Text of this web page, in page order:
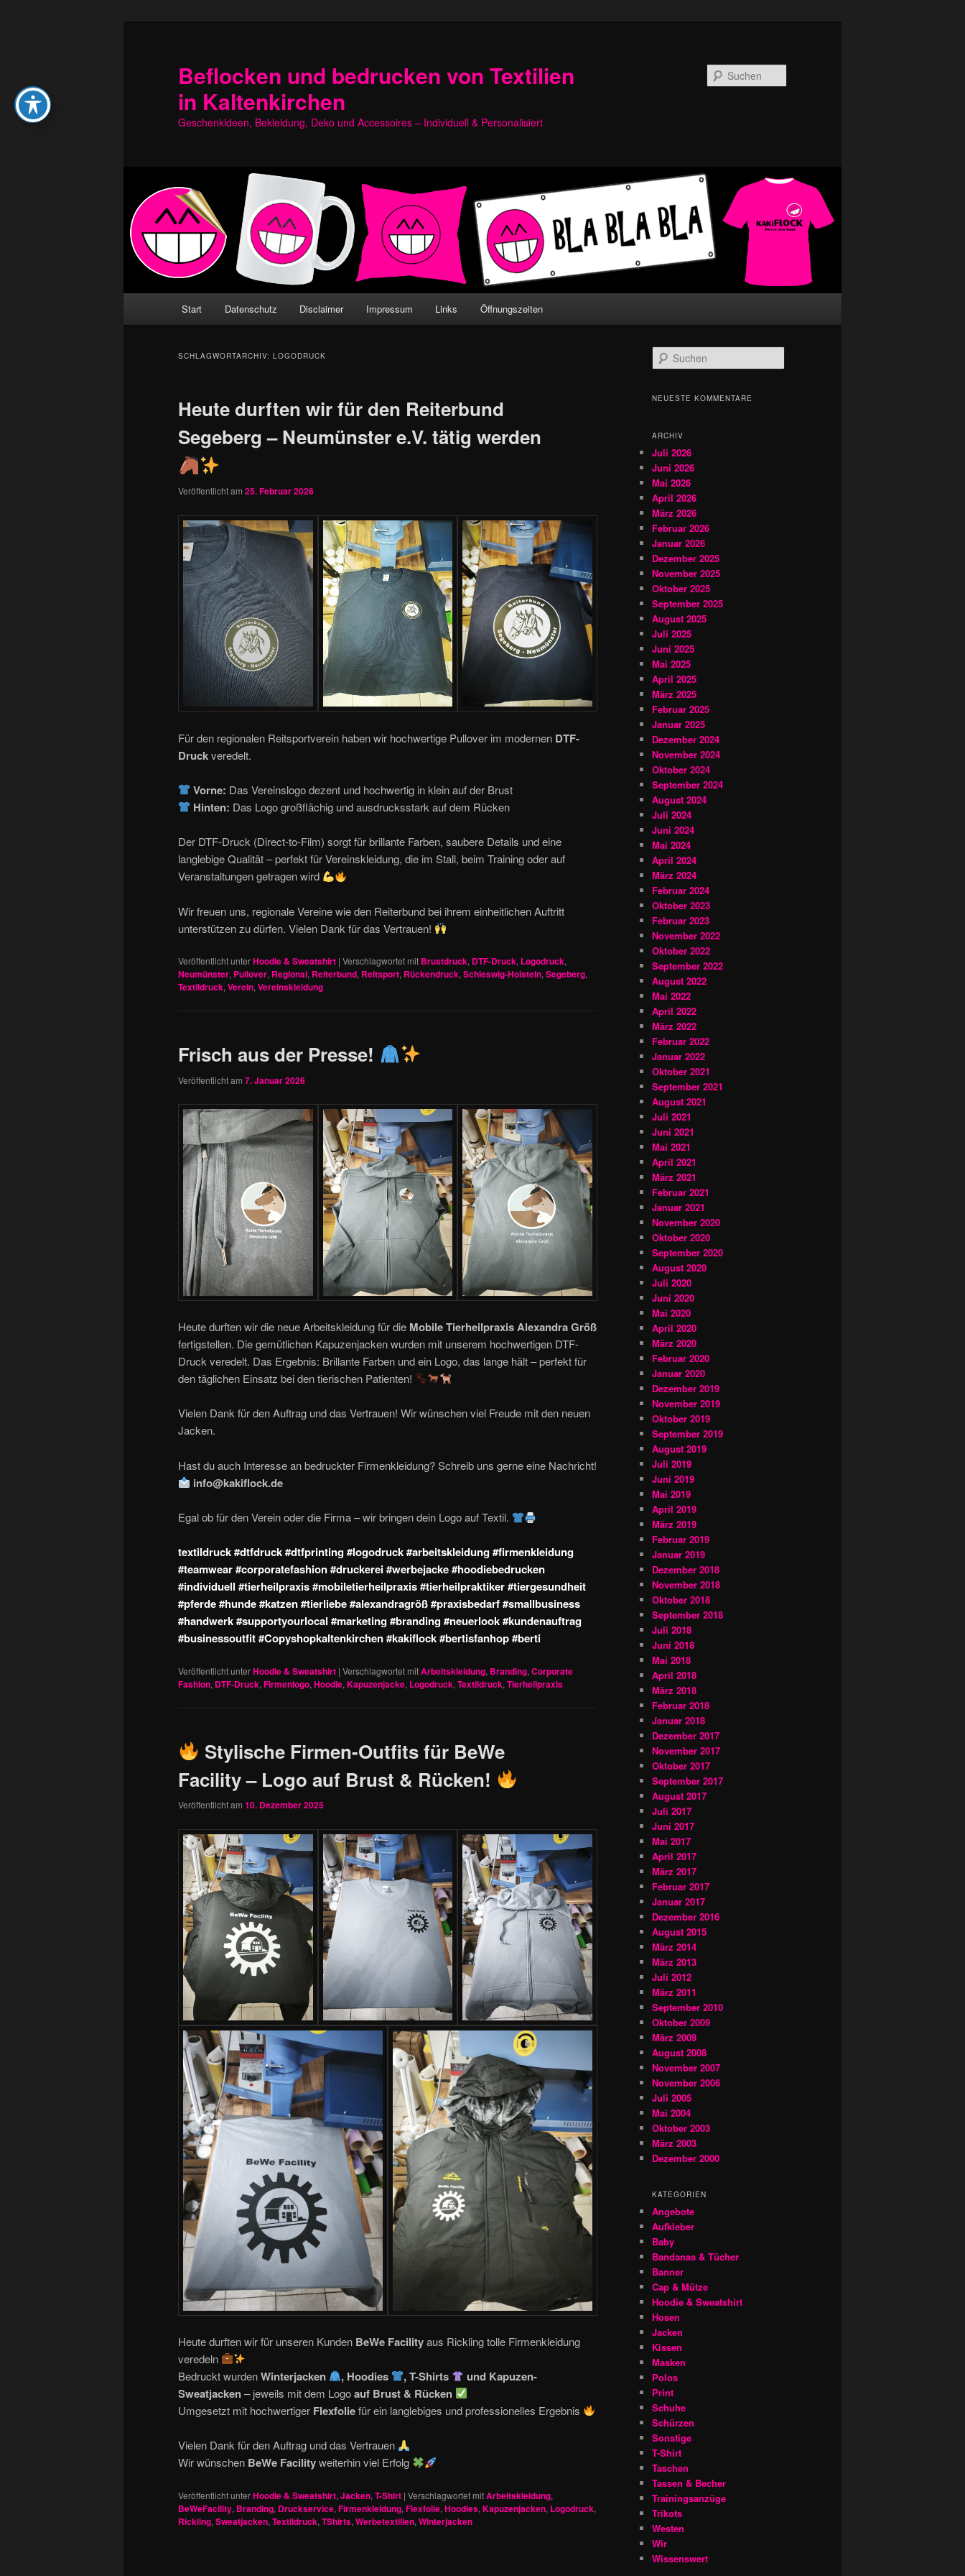
Beflocken und bedrucken von Textilien
in Kaltenkirchen
Geschenkideen, Bekleidung, Deko und Accessoires – Individuell & Personalisiert
Start Datenschutz Disclaimer Impressum Links Öffnungszeiten
SCHLAGWORTARCHIV: LOGODRUCK
Heute durften wir für den Reiterbund
Segeberg – Neumünster e.V. tätig werden
Veröffentlicht am 25. Februar 2026
Für den regionalen Reitsportverein haben wir hochwertige Pullover im modernen DTF-
Druckveredelt.
Vorne: Das Vereinslogo dezent und hochwertig in klein auf der Brust
Hinten: Das Logo großflächig und ausdrucksstark auf dem Rücken
Der DTF-Druck (Direct-to-Film) sorgt für brillante Farben, saubere Details und eine
langlebige Qualität – perfekt für Vereinskleidung, die im Stall, beim Training oder auf
Veranstaltungen getragen wird
Wir freuen uns, regionale Vereine wie den Reiterbund bei ihrem einheitlichen Auftritt
unterstützen zu dürfen. Vielen Dank für das Vertrauen!
Veröffentlicht unterHoodie & Sweatshirt | Verschlagwortet mit Brustdruck, DTF-Druck, Logodruck,
Neumünster, Pullover, Regional, Reiterbund, Reitsport, Rückendruck, Schleswig-Holstein, Segeberg,
Textildruck, Verein, Vereinskleidung
Frisch aus der Presse!
Veröffentlicht am 7. Januar 2026
Heute durften wir die neue Arbeitskleidung für die Mobile Tierheilpraxis Alexandra Größ
fertigstellen. Die gemütlichen Kapuzenjacken wurden mit unserem hochwertigen DTF-
Druck veredelt. Das Ergebnis: Brillante Farben und ein Logo, das lange hält – perfekt für
den täglichen Einsatz bei den tierischen Patienten!
Vielen Dank für den Auftrag und das Vertrauen! Wir wünschen viel Freude mit den neuen
Jacken.
Hast du auch Interesse an bedruckter Firmenkleidung? Schreib uns gerne eine Nachricht!
info@kakiflock.de
Egal ob für den Verein oder die Firma – wir bringen dein Logo auf Textil.
textildruck #dtfdruck #dtfprinting #logodruck #arbeitskleidung #firmenkleidung
#teamwear #corporatefashion #druckerei #werbejacke #hoodiebedrucken
#individuell #tierheilpraxis #mobiletierheilpraxis #tierheilpraktiker #tiergesundheit
#pferde #hunde #katzen #tierliebe #alexandragröß #praxisbedarf #smallbusiness
#handwerk #supportyourlocal #marketing #branding #neuerlook #kundenauftrag
#businessoutfit #Copyshopkaltenkirchen #kakiflock #bertisfanhop #berti
Veröffentlicht unterHoodie & Sweatshirt | Verschlagwortet mitArbeitskleidung, Branding, Corporate
Fashion, DTF-Druck, Firmenlogo, Hoodie, Kapuzenjacke, Logodruck, Textildruck, Tierheilpraxis
Stylische Firmen-Outfits für BeWe
Facility – Logo auf Brust & Rücken!
Veröffentlicht am 10. Dezember 2025
Heute durften wir für unseren Kunden BeWe Facilityaus Rickling tolle Firmenkleidung
veredeln
Bedruckt wurdenWinterjacken , Hoodies , T-Shirts
und Kapuzen-
Sweatjacken– jeweils mit dem Logoauf Brust & Rücken
Umgesetzt mit hochwertiger Flexfoliefür ein langlebiges und professionelles Ergebnis
Vielen Dank für den Auftrag und das Vertrauen
Wir wünschen BeWe Facilityweiterhin viel Erfolg
Veröffentlicht unterHoodie & Sweatshirt, Jacken, T-Shirt | Verschlagwortet mitArbeitskleidung,
BeWeFacility, Branding, Druckservice, Firmenkleidung, Flexfolie, Hoodies, Kapuzenjacken, Logodruck,
Rickling, Sweatjacken, Textildruck, TShirts, Werbetextilien, Winterjacken
u
h
NEUESTE KOMMENTARE
ARCHIV
Juli 2026
Juni 2026
Mai 2026
April 2026
März 2026
Februar 2026
Januar 2026
Dezember 2025
November 2025
Oktober 2025
September 2025
August 2025
Juli 2025
Juni 2025
Mai 2025
April 2025
März 2025
Februar 2025
Januar 2025
Dezember 2024
November 2024
Oktober 2024
September 2024
August 2024
Juli 2024
Juni 2024
Mai 2024
April 2024
März 2024
Februar 2024
Oktober 2023
Februar 2023
November 2022
Oktober 2022
September 2022
August 2022
Mai 2022
April 2022
März 2022
Februar 2022
Januar 2022
Oktober 2021
September 2021
August 2021
Juli 2021
Juni 2021
Mai 2021
April 2021
März 2021
Februar 2021
Januar 2021
November 2020
Oktober 2020
September 2020
August 2020
Juli 2020
Juni 2020
Mai 2020
April 2020
März 2020
Februar 2020
Januar 2020
Dezember 2019
November 2019
Oktober 2019
September 2019
August 2019
Juli 2019
Juni 2019
Mai 2019
April 2019
März 2019
Februar 2019
Januar 2019
Dezember 2018
November 2018
Oktober 2018
September 2018
Juli 2018
Juni 2018
Mai 2018
April 2018
März 2018
Februar 2018
Januar 2018
Dezember 2017
November 2017
Oktober 2017
September 2017
August 2017
Juli 2017
Juni 2017
Mai 2017
April 2017
März 2017
Februar 2017
Januar 2017
Dezember 2016
August 2015
März 2014
März 2013
Juli 2012
März 2011
September 2010
Oktober 2009
März 2009
August 2008
November 2007
November 2006
Juli 2005
Mai 2004
Oktober 2003
März 2003
Dezember 2000
KATEGORIEN
Angebote
Aufkleber
Baby
Bandanas & Tücher
Banner
Cap & Mütze
Hoodie & Sweatshirt
Hosen
Jacken
Kissen
Masken
Polos
Print
Schuhe
Schürzen
Sonstige
T-Shirt
Taschen
Tassen & Becher
Trainingsanzüge
Trikots
Westen
Wir
Wissenswert